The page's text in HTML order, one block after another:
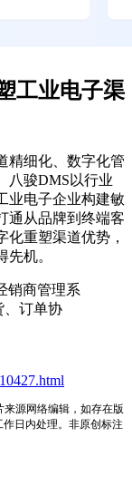
工业电子渠
精细化、数字化管
八骏DMS以行业
业电子企业构建敏
通从品牌到终端客
化重塑渠道优势，
机。
销商管理系
、订单协
源网络编辑，如存在版
作日内处理。非原创标注